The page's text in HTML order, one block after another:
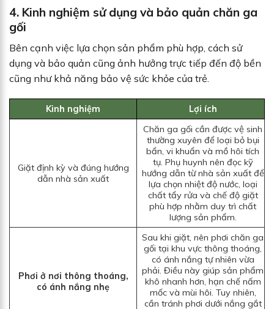
4. Kinh nghiệm sử dụng và bảo quản chăn ga
gối
Bên cạnh việc lựa chọn sản phẩm phù hợp, cách sử
dụng và bảo quản cũng ảnh hưởng trực tiếp đến độ bền
cũng như khả năng bảo vệ sức khỏe của trẻ.
Kinh nghiệm Lợi ích
Giặt định kỳ và đúng hướng
dẫn nhà sản xuất
Chăn ga gối cần được vệ sinh
thường xuyên để loại bỏ bụi
bẩn, vi khuẩn và mồ hôi tích
tụ. Phụ huynh nên đọc kỹ
hướng dẫn từ nhà sản xuất để
lựa chọn nhiệt độ nước, loại
chất tẩy rửa và chế độ giặt
phù hợp nhằm duy trì chất
lượng sản phẩm.
Phơi ở nơi thông thoáng,
có ánh nắng nhẹ
Sau khi giặt, nên phơi chăn ga
gối tại khu vực thông thoáng,
có ánh nắng tự nhiên vừa
phải. Điều này giúp sản phẩm
khô nhanh hơn, hạn chế nấm
mốc và mùi hôi. Tuy nhiên,
cần tránh phơi dưới nắng gắt